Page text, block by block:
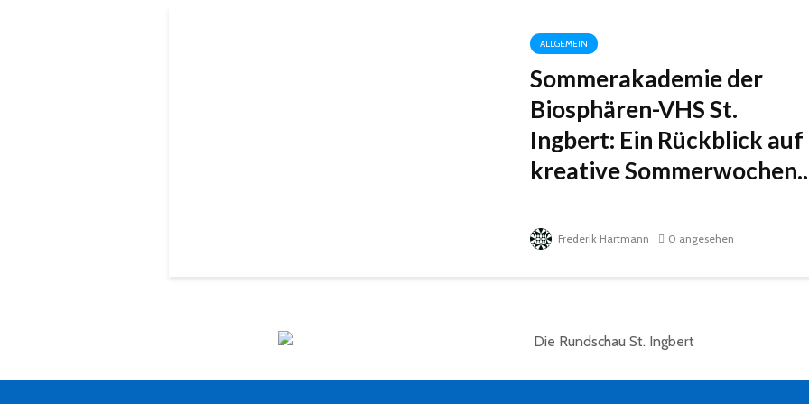
ALLGEMEIN
Sommerakademie der
Biosphären-VHS St.
Ingbert: Ein Rückblick auf
kreative
Frederik Hartmann 0 angesehen